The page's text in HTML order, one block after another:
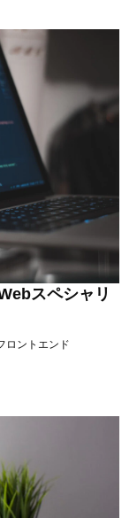
スペシャリ
ロントエンド